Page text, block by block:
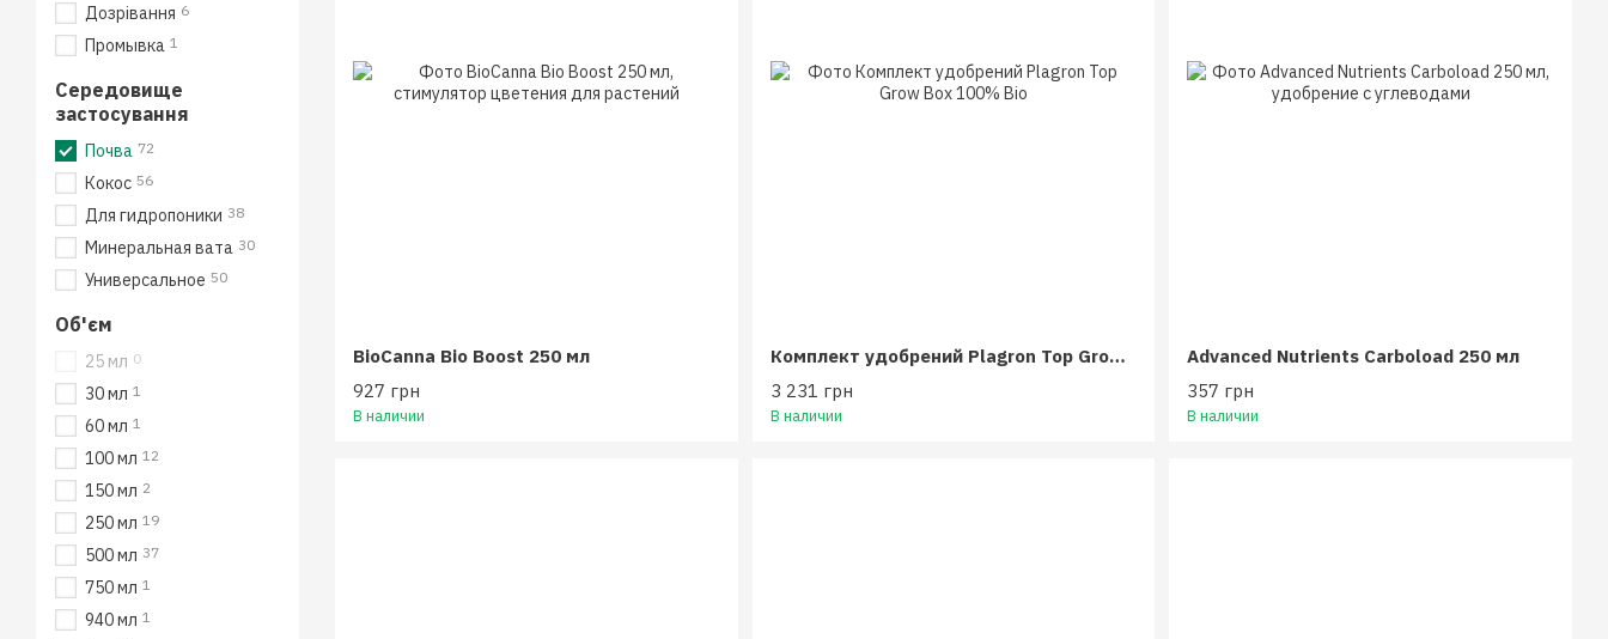
BioCanna Bio Boost 250 мл
927 грн
В наличии
Комплект удобрений Plagron Top Grow Box 100% Bio
3 231 грн
В наличии
Advanced Nutrients Carboload 250 мл
357 грн
В наличии
Дозрівання 6
Промывка 1
Середовище
застосування
Почва 72
Кокос 56
Для гидропоники 38
Минеральная вата 30
Универсальное 50
Об'єм
25 мл 0
30 мл 1
60 мл 1
100 мл 12
150 мл 2
250 мл 19
500 мл 37
750 мл 1
940 мл 1